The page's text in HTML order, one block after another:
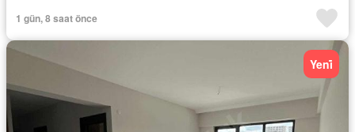
1 gün, 8 saat önce
Yeni̇